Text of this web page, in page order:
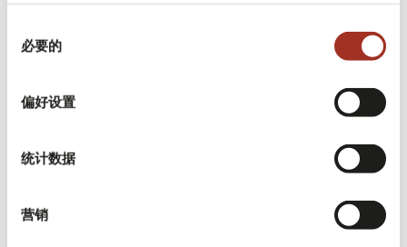
必要的
偏好设置
统计数据
营销
定和标准。最后但同样重要的是，向再生农
业过渡需要对耕作方式进行重大改变，这可
时。正如艾琳·费舍尔（Eileen Fisher）对
《Vogue》杂志所说：“我们不需要可持续，
我们需要再生。在时尚领域，我们不仅仅是